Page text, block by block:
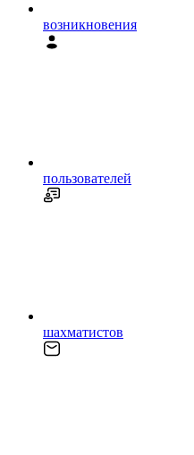
возникновения
пользователей
шахматистов